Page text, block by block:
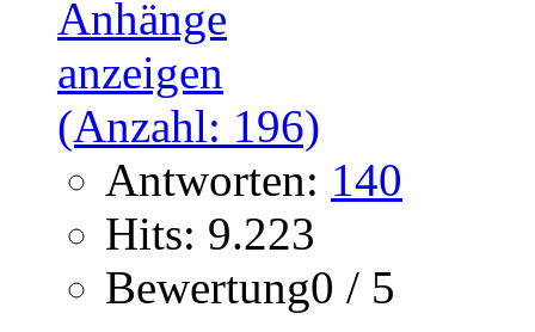
Antworten: 140
Hits: 9.223
Bewertung0 / 5